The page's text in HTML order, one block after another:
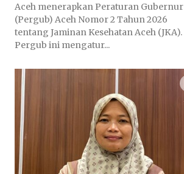
Aceh menerapkan Peraturan Gubernur
(Pergub) Aceh Nomor 2 Tahun 2026
tentang Jaminan Kesehatan Aceh (JKA).
Pergub ini mengatur...